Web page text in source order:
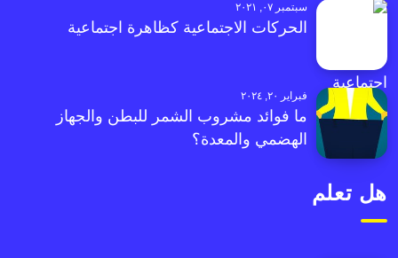
سبتمبر ٠٧, ٢٠٢١
الحركات الاجتماعية كظاهرة اجتماعية
فبراير ٢٠, ٢٠٢٤
ما فوائد مشروب الشمر للبطن والجهاز
الهضمي والمعدة؟
هل تعلم